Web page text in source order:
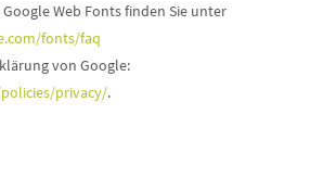
Web Fonts finden Sie unter
fonts/faq
von Google:
privacy/.